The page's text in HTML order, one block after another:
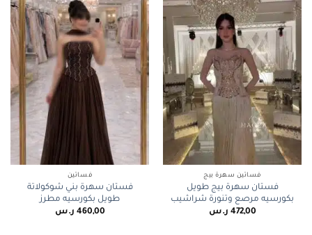
فساتين سهرة بيج
فستان سهرة بيج طويل
بكورسيه مرصع وتنورة شراشيب
472,00 ر.س
فساتين
فستان سهرة بني شوكولاتة
طويل بكورسيه مطرز
460,00 ر.س